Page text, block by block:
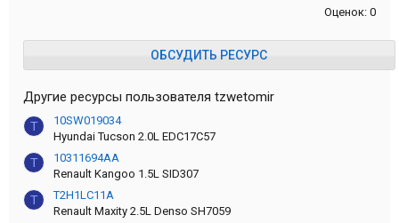
Оценок: 0
ОБСУДИТЬ РЕСУРС
Другие ресурсы пользователя tzwetomir
T
10SW019034
Hyundai Tucson 2.0L EDC17C57
T
10311694AA
Renault Kangoo 1.5L SID307
T
T2H1LC11A
Renault Maxity 2.5L Denso SH7059